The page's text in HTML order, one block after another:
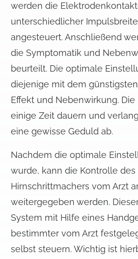
werden die
unterschiedlicher
angesteuert. Anschließend
die Symptomatik und
beurteilt. Die optimale
diejenige mit dem
Effekt und Nebenwirkung.
einige Zeit dauern und
eine gewisse Geduld ab.
Nachdem die optimale
wurde, kann die Kontrolle des
Hirnschrittmachers vom Arzt
weitergegeben werden.
System mit Hilfe eines
bestimmter vom Arzt
selbst steuern. Wichtig ist